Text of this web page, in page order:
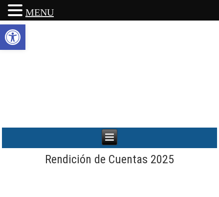
Rendición de Cuentas 2025
MENU
Abrir barra de herramientas